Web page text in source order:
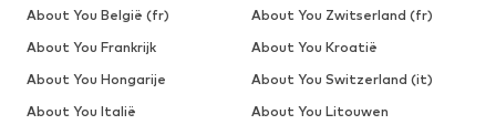
About You België (fr)
About You Zwitserland (fr)
About You Frankrijk
About You Kroatië
About You Hongarije
About You Switzerland (it)
About You Italië
About You Litouwen